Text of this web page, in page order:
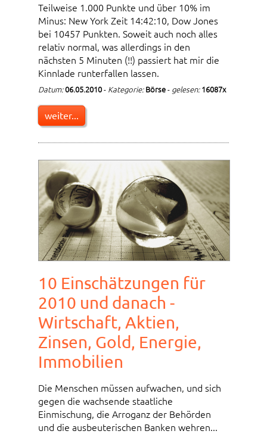
Teilweise 1.000 Punkte und über 10% im
Minus: New York Zeit 14:42:10, Dow Jones
bei 10457 Punkten. Soweit auch noch alles
relativ normal, was allerdings in den
nächsten 5 Minuten (!!) passiert hat mir die
Kinnlade runterfallen lassen.
Datum:06.05.2010- Kategorie: Börse- gelesen: 16087x
weiter...
10 Einschätzungen für
2010 und danach -
Wirtschaft, Aktien,
Zinsen, Gold, Energie,
Immobilien
Die Menschen müssen aufwachen, und sich
gegen die wachsende staatliche
Einmischung, die Arroganz der Behörden
und die ausbeuterischen Banken wehren...